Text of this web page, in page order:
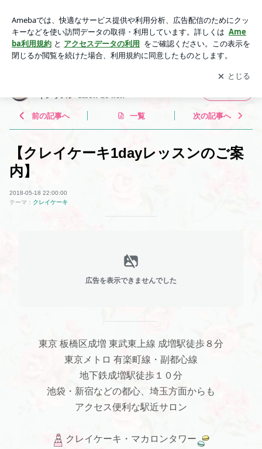
カロンタワー・クレイケーキレッスン salon de lien
アプリをダウンロードして ブログの更新通知
を受け取りまし
ょう。
開く
キレッスン salon de lien
前の記事へ 一覧 次の記事へ
【クレイケーキ1dayレッスンのご案
内】
2018-05-18 22:00:00
テーマ： クレイケーキ
広告を表示できませんでした
東京 板橋区成増 東武東上線 成増駅徒歩８分
東京メトロ 有楽町線・副都心線
地下鉄成増駅徒歩１０分
池袋・新宿などの都心、埼玉方面からも
アクセス便利な駅近サロン
クレイケーキ・マカロンタワー